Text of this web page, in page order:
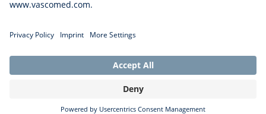
Cookie-Einstellungen
Rechtliche Hinweise
Copyright © 2026 Biotronik. All rights reserved.